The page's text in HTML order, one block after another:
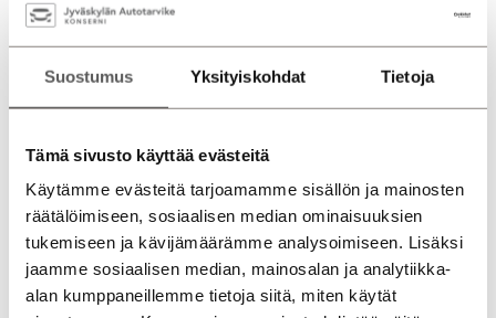
Suostumus Yksityiskohdat Tietoja
Tämä sivusto käyttää evästeitä
Käytämme evästeitä tarjoamamme sisällön ja mainosten
räätälöimiseen, sosiaalisen median ominaisuuksien
tukemiseen ja kävijämäärämme analysoimiseen. Lisäksi
jaamme sosiaalisen median, mainosalan ja analytiikka-
alan kumppaneillemme tietoja siitä, miten käytät
Mikkeli
17 450,00€ 246 €/ kk